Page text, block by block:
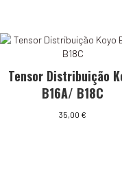
Tensor Distribuição
B16A/ B18C
35,00 €